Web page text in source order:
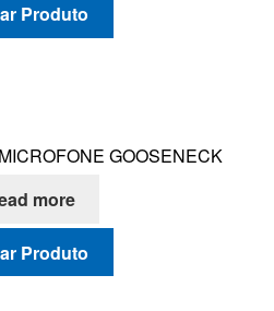
Produto
GOOSENECK
more
Produto